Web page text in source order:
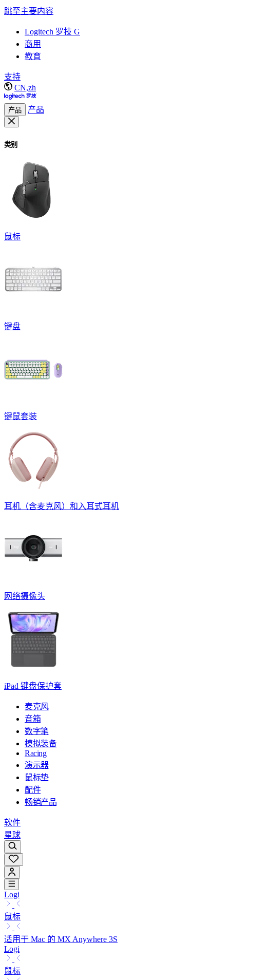
跳至主要内容
Logitech 罗技 G
商用
教育
支持
CN,zh
产品 产品
类别
鼠标
键盘
键鼠套装
耳机（含麦克风）和入耳式耳机
网络摄像头
iPad 键盘保护套
麦克风
音箱
数字笔
模拟装备
Racing
演示器
鼠标垫
配件
畅销产品
软件
星球
Logi
鼠标
适用于 Mac 的 MX Anywhere 3S
Logi
鼠标